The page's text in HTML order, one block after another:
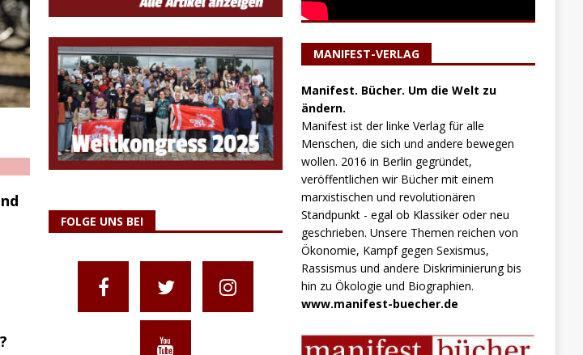
FOLGE UNS BEI
MANIFEST-VERLAG
Manifest. Bücher. Um die Welt zu
ändern.
Manifest ist der linke Verlag für alle
Menschen, die sich und andere bewegen
wollen. 2016 in Berlin gegründet,
veröffentlichen wir Bücher mit einem
marxistischen und revolutionären
Standpunkt - egal ob Klassiker oder neu
geschrieben. Unsere Themen reichen von
Ökonomie, Kampf gegen Sexismus,
Rassismus und andere Diskriminierung bis
hin zu Ökologie und Biographien.
www.manifest-buecher.de